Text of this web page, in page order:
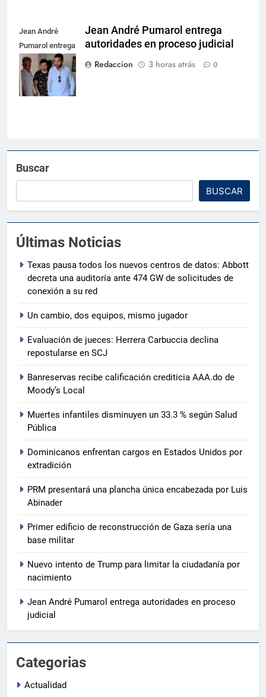
Jean André
Pumarol entrega
autoridades en
proceso judicial
Jean André Pumarol entrega
autoridades en proceso judicial
Redaccion
3 horas atrás 0
Buscar
BUSCAR
Últimas Noticias
Texas pausa todos los nuevos centros de datos: Abbott
decreta una auditoría ante 474 GW de solicitudes de
conexión a su red
Un cambio, dos equipos, mismo jugador
Evaluación de jueces: Herrera Carbuccia declina
repostularse en SCJ
Banreservas recibe calificación crediticia AAA.do de
Moody’s Local
Muertes infantiles disminuyen un 33.3 % según Salud
Pública
Dominicanos enfrentan cargos en Estados Unidos por
extradición
PRM presentará una plancha única encabezada por Luis
Abinader
Primer edificio de reconstrucción de Gaza sería una
base militar
Nuevo intento de Trump para limitar la ciudadanía por
nacimiento
Jean André Pumarol entrega autoridades en proceso
judicial
Categorias
Actualidad